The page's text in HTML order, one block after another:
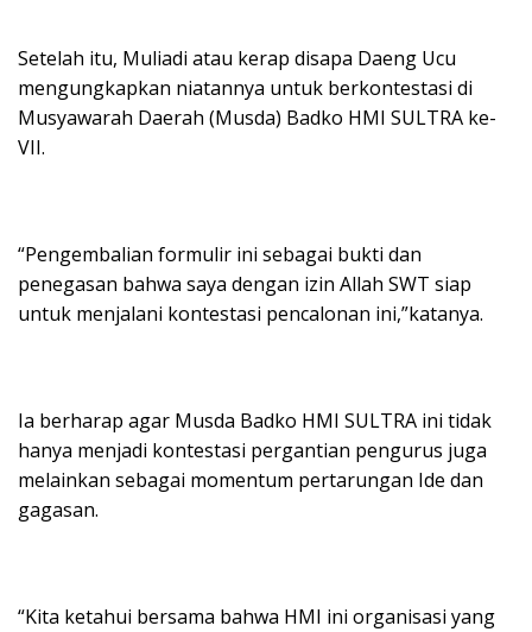
Setelah itu, Muliadi atau kerap disapa Daeng Ucu
mengungkapkan niatannya untuk berkontestasi di
Musyawarah Daerah (Musda) Badko HMI SULTRA ke-
VII.
“Pengembalian formulir ini sebagai bukti dan
penegasan bahwa saya dengan izin Allah SWT siap
untuk menjalani kontestasi pencalonan ini,”katanya.
Ia berharap agar Musda Badko HMI SULTRA ini tidak
hanya menjadi kontestasi pergantian pengurus juga
melainkan sebagai momentum pertarungan Ide dan
gagasan.
“Kita ketahui bersama bahwa HMI ini organisasi yang